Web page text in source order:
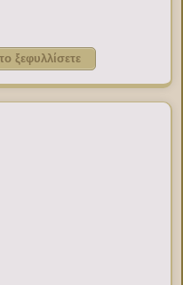
ξεφυλλίσετε